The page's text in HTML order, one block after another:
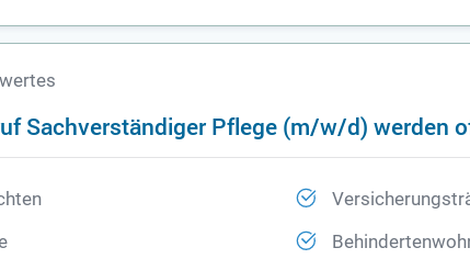
Sachverständiger Pflege (m/w/d) werden